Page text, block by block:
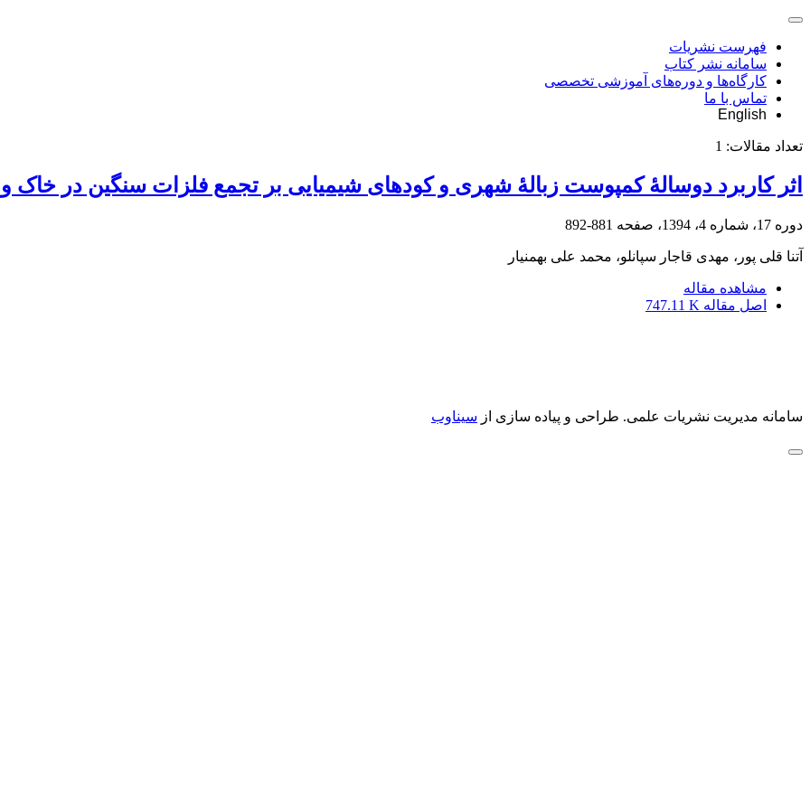
فهرست نشریات
سامانه نشر کتاب
کارگاه‌ها و دوره‌های آموزشی تخصصی
تماس با ما
English
تعداد مقالات: 1
اثر کاربرد دوسالۀ کمپوست زبالۀ شهری و کودهای شیمیایی بر تجمع فلزات سنگین در خاک و
دوره 17، شماره 4، 1394، صفحه 881-892
آتنا قلی پور، مهدی قاجار سپانلو، محمد علی بهمنیار
مشاهده مقاله
اصل مقاله 747.11 K
سامانه مدیریت نشریات علمی. طراحی و پیاده سازی از سیناوب